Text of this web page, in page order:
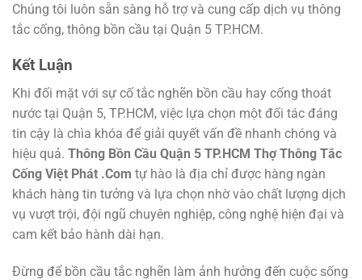
Chúng tôi luôn sẵn sàng hỗ trợ và cung cấp dịch vụ thông
tắc cống, thông bồn cầu tại Quận 5 TP.HCM.
Kết Luận
Khi đối mặt với sự cố tắc nghẽn bồn cầu hay cống thoát
nước tại Quận 5, TP.HCM, việc lựa chọn một đối tác đáng
tin cậy là chìa khóa để giải quyết vấn đề nhanh chóng và
hiệu quả. Thông Bồn Cầu Quận 5 TP.HCM Thợ Thông Tắc
Cống Việt Phát .Com tự hào là địa chỉ được hàng ngàn
khách hàng tin tưởng và lựa chọn nhờ vào chất lượng dịch
vụ vượt trội, đội ngũ chuyên nghiệp, công nghệ hiện đại và
cam kết bảo hành dài hạn.
Đừng để bồn cầu tắc nghẽn làm ảnh hưởng đến cuộc sống